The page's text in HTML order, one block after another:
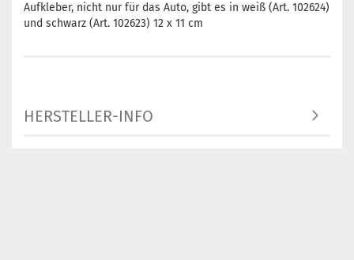
Aufkleber, nicht nur für das Auto, gibt es in weiß (Art. 102624)
und schwarz (Art. 102623) 12 x 11 cm
HERSTELLER-INFO